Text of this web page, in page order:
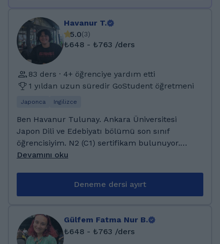
etkinlik katılımcılarına çocuk veya yetişkin
farketmeksizin Japon kültürü ögeleriyle
birlikte Japonca öğrettim.
Havanur T.
5.0(3)
₺648 - ₺763 /ders
83 ders · 4+ öğrenciye yardım etti
1 yıldan uzun süredir GoStudent öğretmeni
Japonca Ingilizce
Ben Havanur Tulunay. Ankara Üniversitesi
Japon Dili ve Edebiyatı bölümü son sınıf
öğrencisiyim. N2 (C1) sertifikam bulunuyor.
Japonca’nın yanında ingilizce C1 sertifikam
okumayı severim. Tanıştığıma memnun
Tolunay Fen Lisesinde tamamladım. Dil
sınavında derece yaparak Ankara Üniversitesi
Japon dili ve edebiyatı bölümüne yerleştim.
Devamını oku
Deneme dersi ayırt
Gülfem Fatma Nur B.
₺648 - ₺763 /ders